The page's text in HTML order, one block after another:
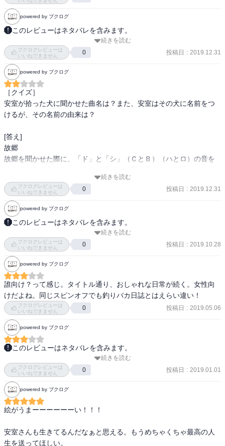
にはかなり物足りないです。
ハロ自体はとても可愛いと思う。でもちょっと出てきて安室さんと
絡む程度の野良でいて欲しかった。公安や組織で動いてたら犬飼う
とか無理では…
１話の終わりを見る限り映画から時系列はかなり違うと思うので以
降の話もズレはあるだろうけど、風見も残念なキャラ過ぎて公安の
人間とは思えないのがなんとも。
青山先生の赤ペン入ってたり監修入ってるとは言えど、ご本人が描
かれている訳ではないので全体的に考えたら物足りない部分が多い
公式同人と考えたり、細かい事は気にせず何でも受け入れられる人
は楽しめるのでは。
綺麗なので雑誌もしくは公式アプリで見て欲しい！
正直コミックスの値段考えたらカラーページ入れてもいいと思うん
だ。。
表紙は２度楽しめる仕様なのでカバーかけたり本棚にしまう前にち
ゃんと見て欲しい！！
powered by ブクログ
このレビューはネタバレを含みます。
なんでもそつなこなしてしまう安室のクールな日常
スーパーでの単語の違いを把握してたり
超絶ドラテクシーンはやはり例のマジキチフェイスw
あととにかくハロがかわいい　「アンッ」って鳴き声いいよね
続きを読む
ブクログレビューは
いいねできません
0 投稿日 : 2019.12.31
powered by ブクログ
［クイズ］
安室が拾った犬に聞かせた曲名は？また、安室はその犬に名前をつ
けるが、その名前の由来は？
[答え]
故郷
故郷を聞かせた際に、「ド」と「シ」（ＣとＢ）（ハとロ）の音を
トイロハ」からとっている。
続きを読む
ブクログレビューは
いいねできません
0 投稿日 : 2019.12.31
powered by ブクログ
このレビューはネタバレを含みます。
「日常」と書いて「ティータイム」と読むらしい。
ただただ安室さんが如何に完璧でカッコイイかを描く漫画。
文字が多く読むのに時間が掛かる本編と違い、サクッと読める。
帯・カバー・カバー裏の連動ギミックが仕込まれてるんだけど、電
子書籍でも再現されてるんだろうか？（特に帯。）
フルフェイスは格闘には向かないよ。
って田丸浩史さんの『超兄貴』で言ってた。
まぁ、頭以外は守れないし、視界が遮られて相手を見失うからね。
（要は簡単に拘束される。）
TIME.3 の後は焼鳥屋に行ったみたいなんだけど、それって酒なので
は？
車で来てるのに。
飲酒運転になるのでは？
いの？
黒の組織にバレないの？
続きを読む
ブクログレビューは
いいねできません
0 投稿日 : 2019.10.28
powered by ブクログ
誰向け？って感じ。タイトル通り、おしゃれな日常が続く。女性向
けだよね。同じスピンオフでも釣りバカ日誌とはえらい違い！
ブクログレビューは
いいねできません
0 投稿日 : 2019.05.06
powered by ブクログ
このレビューはネタバレを含みます。
息抜きにちょうどいいテンション。
安室の昔の仲間……（同期？）
高木刑事の先輩だった伊達さん？
佐藤刑事が昔好きだった松田刑事。
と、組織に一緒に潜入していたコードネーム確かライ（本名なんだ
と、もう一人見たことない人がいるんだけど、誰？
続きを読む
ブクログレビューは
いいねできません
0 投稿日 : 2019.01.01
powered by ブクログ
絵がうまーーーーーーい！！！
安室さんも生きてるんだなぁと思える。もうめちゃくちゃ最高の人
生を送ってほしい。